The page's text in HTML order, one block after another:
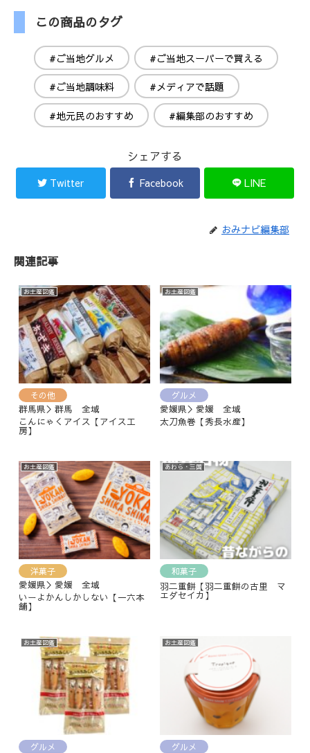
この商品のタグ
#ご当地グルメ #ご当地スーパーで買える
#ご当地調味料 #メディアで話題
#地元民のおすすめ #編集部のおすすめ
シェアする
Twitter Facebook LINE
おみナビ編集部
関連記事
お土産図鑑
その他
群馬県＞群馬 全域
こんにゃくアイス【アイス工
房】
お土産図鑑
グルメ
愛媛県＞愛媛 全域
太刀魚巻【秀長水産】
お土産図鑑
洋菓子
愛媛県＞愛媛 全域
いーよかんしかしない【一六本
舗】
あわら・三国
和菓子
羽二重餅【羽二重餅の古里 マ
エダセイカ】
お土産図鑑
グルメ
お土産図鑑
グルメ